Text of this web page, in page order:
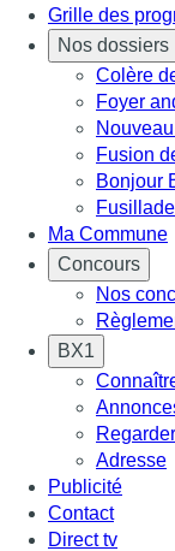
Grille des
Nos dossiers
Colère
Foyer
Fusion
Bonjour
Ma Commune
Concours
Nos
BX1
Adresse
Publicité
Contact
Direct tv